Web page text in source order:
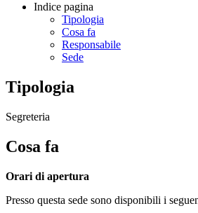
Indice pagina
Tipologia
Cosa fa
Responsabile
Sede
Tipologia
Segreteria
Cosa fa
Orari di apertura
Presso questa sede sono disponibili i